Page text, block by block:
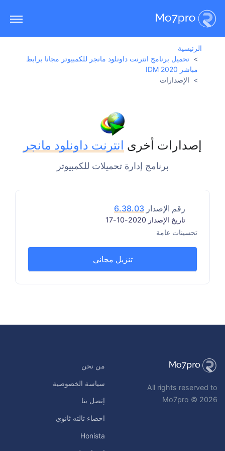
الرئيسية
تحميل برنامج انترنت داونلود مانجر للكمبيوتر مجانا برابط
مباشر IDM 2020
الإصدارات
إصدارات أخرى انترنت داونلود مانجر
برنامج إدارة تحميلات للكمبيوتر
رقم الإصدار 6.38.03
تاريخ الإصدار 2020-10-17
تحسينات عامة
تنزيل مجاني
All rights reserved to
Mo7pro © 2026
من نحن
سياسة الخصوصية
إتصل بنا
احصاء تالته ثانوي
Honista